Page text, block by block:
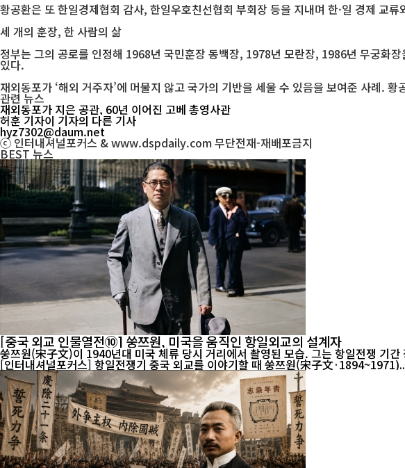
황공환은 또 한일경제협회 감사, 한일우호친선협회 부회장 등을 지내며 한·일 경제 교
세 개의 훈장, 한 사람의 삶
정부는 그의 공로를 인정해 1968년 국민훈장 동백장, 1978년 모란장, 1986년 무궁화
있다.
재외동포가 ‘해외 거주자’에 머물지 않고 국가의 기반을 세울 수 있음을 보여준 사례.
관련 뉴스
재외동포가 지은 공관, 60년 이어진 고베 총영사관
허훈 기자이 기자의 다른 기사
hyz7302@daum.net
ⓒ 인터내셔널포커스 & www.dspdaily.com 무단전재-재배포금지
BEST뉴스
[중국 외교 인물열전⑩] 쑹쯔원, 미국을 움직인 항일외교의 설계자
쑹쯔원(宋子文)이 1940년대 미국 체류 당시 거리에서 촬영된 모습. 그는 항일전쟁 기
[인터내셔널포커스] 항일전쟁기 중국 외교를 이야기할 때 쑹쯔원(宋子文